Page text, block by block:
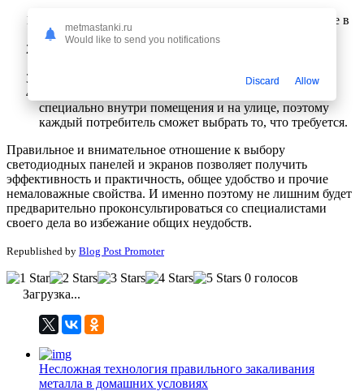
Предоставляется общее привлекательное оформление в
соответствии с техническими нормами.
Материалы для производства светодиодного экрана
Обеспечивается простота в использовании.
специально внутри помещения и на улице, поэтому
каждый потребитель сможет выбрать то, что требуется.
Правильное и внимательное отношение к выбору
светодиодных панелей и экранов позволяет получить
эффективность и практичность, общее удобство и прочие
немаловажные свойства. И именно поэтому не лишним будет
предварительно проконсультироваться со специалистами
своего дела во избежание общих неудобств.
Republished by Blog Post Promoter
0 голосов
Загрузка...
Несложная технология правильного закаливания
металла в домашних условиях
metmastanki.ru
Would like to send you notifications
Discard Allow